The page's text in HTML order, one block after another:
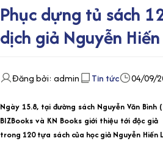
Phục dựng tủ sách
dịch giả Nguyễn Hiến
Đăng bởi: admin Tin tức 04/09/
Ngày 15.8, tại đường sách Nguyễn Văn Bình
BIZBooks và KN Books giới thiệu tới độc
trong 120 tựa sách của học giả Nguyễn Hiến